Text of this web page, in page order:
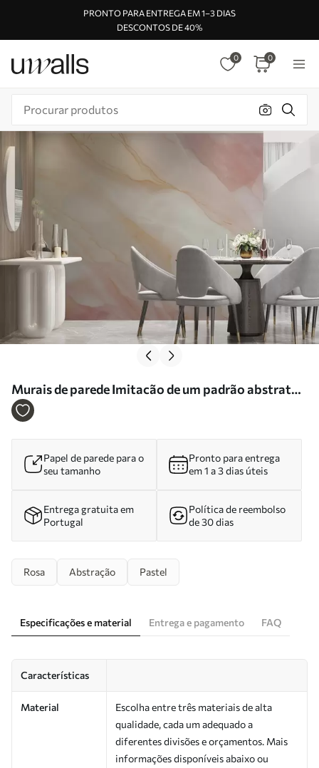
PRONTO PARA ENTREGA EM 1–3 DIAS
DESCONTOS DE 40%
0 0
Murais de parede Imitacão de um padrão abstrato
com textura de mármore em tons de rosa e amarelo
Papel de parede para o
seu tamanho
Pronto para entrega
em 1 a 3 dias úteis
Entrega gratuita em
Portugal
Política de reembolso
de 30 dias
Rosa Abstração Pastel
Especificações e material Entrega e pagamento FAQ
Características
Material
Escolha entre três materiais de alta
qualidade, cada um adequado a
diferentes divisões e orçamentos. Mais
informações disponíveis abaixo ou